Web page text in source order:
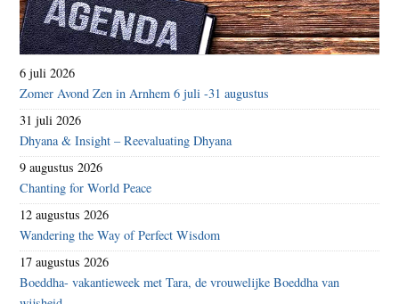
6 juli 2026
Zomer Avond Zen in Arnhem 6 juli -31 augustus
31 juli 2026
Dhyana & Insight – Reevaluating Dhyana
9 augustus 2026
Chanting for World Peace
12 augustus 2026
Wandering the Way of Perfect Wisdom
17 augustus 2026
Boeddha- vakantieweek met Tara, de vrouwelijke Boeddha van